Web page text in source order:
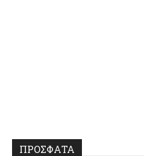
ΠΡΟΣΦΑΤΑ